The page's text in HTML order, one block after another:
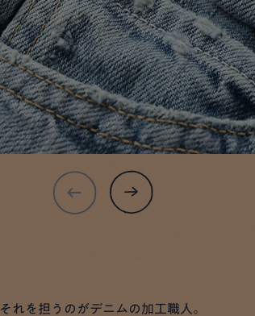
それを担うのがデニムの加工職人。